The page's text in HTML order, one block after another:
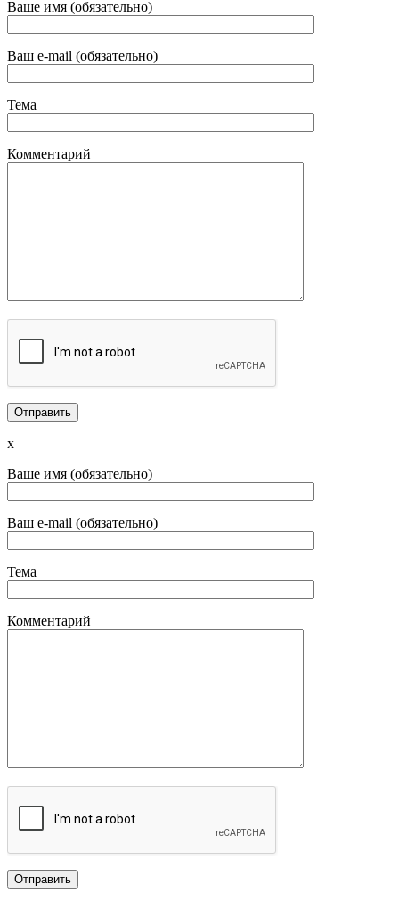
Ваше имя (обязательно)
Ваш e-mail (обязательно)
Тема
Комментарий
x
Ваше имя (обязательно)
Ваш e-mail (обязательно)
Тема
Комментарий